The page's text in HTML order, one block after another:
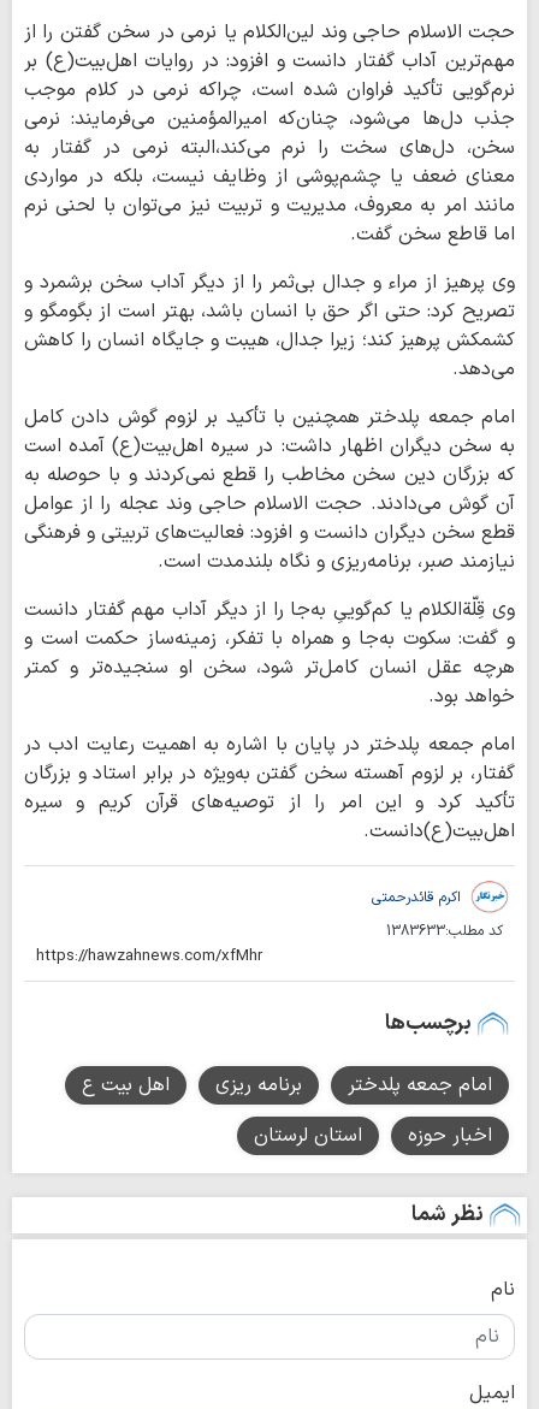
حجت الاسلام حاجی وند لین‌الکلام یا نرمی در سخن گفتن را از
مهم‌ترین آداب گفتار دانست و افزود: در روایات اهل‌بیت(ع) بر
نرم‌گویی تأکید فراوان شده است، چراکه نرمی در کلام موجب
جذب دل‌ها می‌شود، چنان‌که امیرالمؤمنین می‌فرمایند: نرمی
سخن، دل‌های سخت را نرم می‌کند،البته نرمی در گفتار به
معنای ضعف یا چشم‌پوشی از وظایف نیست، بلکه در مواردی
مانند امر به معروف، مدیریت و تربیت نیز می‌توان با لحنی نرم
اما قاطع سخن گفت.
وی پرهیز از مراء و جدال بی‌ثمر را از دیگر آداب سخن برشمرد و
تصریح کرد: حتی اگر حق با انسان باشد، بهتر است از بگومگو و
کشمکش پرهیز کند؛ زیرا جدال، هیبت و جایگاه انسان را کاهش
می‌دهد.
امام جمعه پلدختر همچنین با تأکید بر لزوم گوش دادن کامل
به سخن دیگران اظهار داشت: در سیره اهل‌بیت(ع) آمده است
که بزرگان دین سخن مخاطب را قطع نمی‌کردند و با حوصله به
آن گوش می‌دادند. حجت الاسلام حاجی وند عجله را از عوامل
قطع سخن دیگران دانست و افزود: فعالیت‌های تربیتی و فرهنگی
نیازمند صبر، برنامه‌ریزی و نگاه بلندمدت است.
وی قِلّة‌الکلام یا کم‌گوییِ به‌جا را از دیگر آداب مهم گفتار دانست
و گفت: سکوت به‌جا و همراه با تفکر، زمینه‌ساز حکمت است و
هرچه عقل انسان کامل‌تر شود، سخن او سنجیده‌تر و کمتر
خواهد بود.
امام جمعه پلدختر در پایان با اشاره به اهمیت رعایت ادب در
گفتار، بر لزوم آهسته سخن گفتن به‌ویژه در برابر استاد و بزرگان
تأکید کرد و این امر را از توصیه‌های قرآن کریم و سیره
اهل‌بیت(ع)دانست.
اکرم قائدرحمتی
کد مطلب:1383633
برچسب‌ها
امام جمعه پلدختر برنامه ریزی
اهل بیت ع
اخبار حوزه
استان لرستان
نظر شما
نام
ایمیل